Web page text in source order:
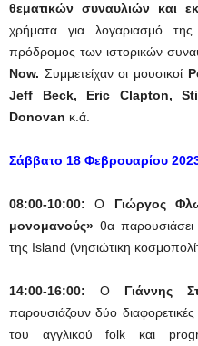
θεματικών συναυλιών και
χρήματα για λογαριασμό της
πρόδρομος των ιστορικών
Now. Συμμετείχαν οι μουσικοί
Jeff Beck, Eric Clapton,
Donovan κ.ά.
Σάββατο 18 Φεβρουαρίου
08:00-10:00: Ο Γιώργος
μονομανούς» θα παρουσιάσει
της Island (νησιώτικη
14:00-16:00: Ο Γιάννης
παρουσιάζουν δύο
του αγγλικού folk και